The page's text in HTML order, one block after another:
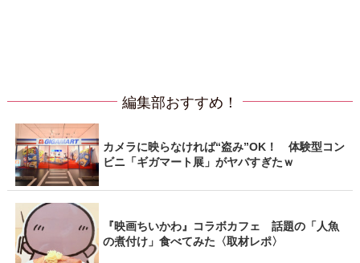
編集部おすすめ！
カメラに映らなければ“盗み”OK！ 体験型コン
ビニ「ギガマート展」がヤバすぎたｗ
『映画ちいかわ』コラボカフェ 話題の「人魚
の煮付け」食べてみた〈取材レポ〉